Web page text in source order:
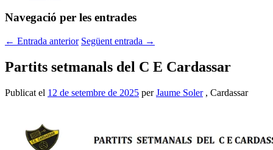
Navegació per les entrades
← Entrada anterior Següent entrada →
Partits setmanals del C E Cardassar
Publicat el 12 de setembre de 2025 perJaume Soler , Cardassar